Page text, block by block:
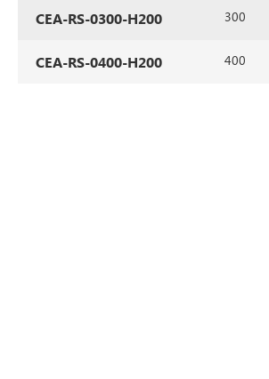
CEA-RS-0300-H200 300
CEA-RS-0400-H200 400